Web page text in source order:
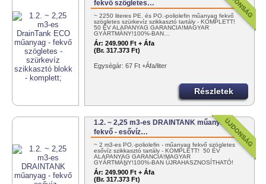
fekvő szögletes…
~ 2250 literes PE. és PO.-poliolefin műanyag fekvő
szögletes szürkevíz szikkasztó tartály - KOMPLETT!
50 ÉV ALAPANYAG GARANCIA!MAGYAR
GYÁRTMÁNY!100%-BAN…
Ár: 249.900 Ft + Áfa
(Br. 317.373 Ft)
Egységár: 67 Ft +Áfa/liter
Részletek
1.2. ~ 2,25 m3-es DRAINTANK műanyag -
fekvő - esővíz…
~ 2 m3-es PO.-poliolefin - műanyag fekvő szögletes
esővíz szikkasztó tartály - KOMPLETT! 50 ÉV
ALAPANYAG GARANCIA!MAGYAR
GYÁRTMÁNY!100%-BAN ÚJRAHASZNOSÍTHATÓ!
EGYSZERŰEN…
Ár: 249.900 Ft + Áfa
(Br. 317.373 Ft)